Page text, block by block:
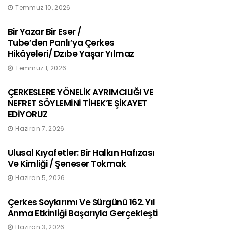
Temmuz 10, 2026
Bir Yazar Bir Eser /
Tube’den Panlı’ya Çerkes
Hikâyeleri/ Dzıbe Yaşar Yılmaz
Temmuz 1, 2026
ÇERKESLERE YÖNELİK AYRIMCILIĞI VE
NEFRET SÖYLEMİNİ TİHEK’E ŞİKAYET
EDİYORUZ
Haziran 7, 2026
Ulusal Kıyafetler: Bir Halkın Hafızası
Ve Kimliği / Şeneser Tokmak
Haziran 5, 2026
Çerkes Soykırımı Ve Sürgünü 162. Yıl
Anma Etkinliği Başarıyla Gerçekleşti
Haziran 3, 2026